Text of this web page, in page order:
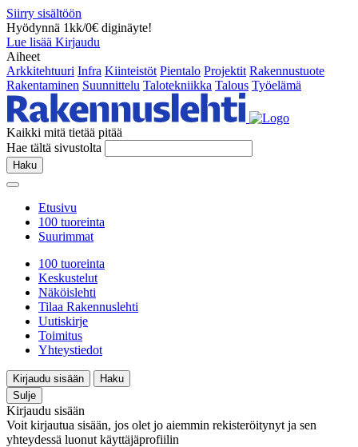
Siirry sisältöön
Hyödynnä 1kk/0€ diginäyte!
Lue lisää Kirjaudu
Aiheet
Arkkitehtuuri Infra Kiinteistöt Pientalo Projektit Rakennustuote
Rakentaminen Suunnittelu Talotekniikka Talous Työelämä
Kaikki mitä tietää pitää
Hae tältä sivustolta
Haku
Etusivu
100 tuoreinta
Suurimmat
100 tuoreinta
Keskustelut
Näköislehti
Tilaa Rakennuslehti
Uutiskirje
Toimitus
Yhteystiedot
Kirjaudu sisään
Haku
Sulje
Kirjaudu sisään
Voit kirjautua sisään, jos olet jo aiemmin rekisteröitynyt ja sen
yhteydessä luonut käyttäjäprofiilin